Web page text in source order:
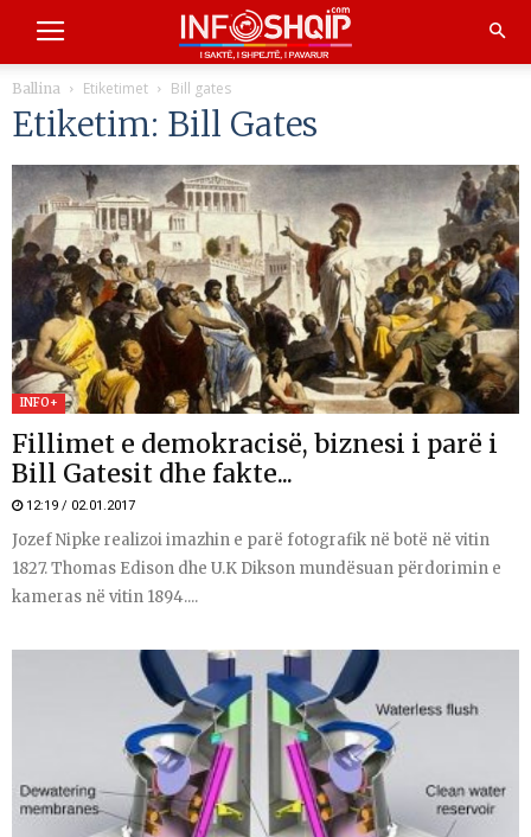
Ballina Etiketimet Bill gates
Etiketim: Bill Gates
INFO+
Fillimet e demokracisë, biznesi i parë i
Bill Gatesit dhe fakte...
12:19 / 02.01.2017
Jozef Nipke realizoi imazhin e parë fotografik në botë në vitin
1827. Thomas Edison dhe U.K Dikson mundësuan përdorimin e
kameras në vitin 1894....